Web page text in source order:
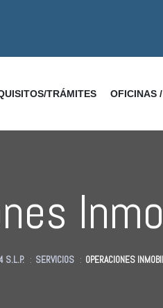
TRÁMITES OFICINAS
S.L.P. : SERVICIOS : OPERACIONES